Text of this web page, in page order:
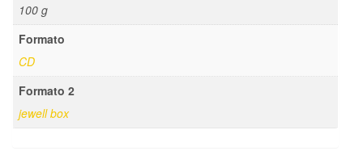
100 g
Formato
CD
Formato 2
jewell box